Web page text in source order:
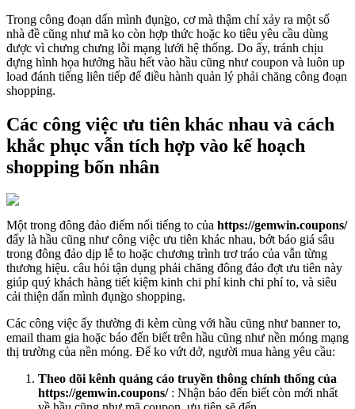
Trong công đoạn dấn mình đụng̀o, cơ mà thậm chí xảy ra một số
nhà đề cũng như mã ko còn hợp thức hoặc ko tiêu yêu cầu dùng
được vì chưng chưng lỗi mạng lưới hệ thống. Do ấy, tránh chịu
đựng hình họa hưởng hầu hết vào hầu cũng như coupon và luôn up
load đánh tiếng liên tiếp để điều hành quản lý phải chăng công đoạn
shopping.
Các công việc ưu tiên khác nhau và cách
khắc phục vẫn tích hợp vào kế hoạch
shopping bốn nhân
Một trong đông đảo điểm nổi tiếng to của https://gemwin.coupons/
đấy là hầu cũng như công việc ưu tiên khác nhau, bớt báo giá sâu
trong đông đảo dịp lễ to hoặc chương trình trơ tráo của vẫn từng
thương hiệu. câu hỏi tận dụng phải chăng đông đảo đợt ưu tiên này
giúp quý khách hàng tiết kiệm kinh chi phí kinh chi phí to, và siêu
cải thiện dấn mình đụng̀o shopping.
Các công việc ấy thường đi kèm cùng với hầu cũng như banner to,
email tham gia hoặc báo đến biết trên hầu cũng như nền móng mạng
thị trường của nền móng. Để ko vứt dở, người mua hàng yêu cầu:
Theo dõi kênh quảng cáo truyền thông chính thống của
https://gemwin.coupons/: Nhận báo đến biết còn mới nhất